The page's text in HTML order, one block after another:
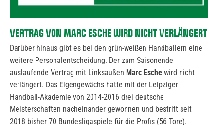
VERTRAG VON MARC ESCHE WIRD NICHT VERLÄNGERT
Darüber hinaus gibt es bei den grün-weißen Handballern eine
weitere Personalentscheidung. Der zum Saisonende
auslaufende Vertrag mit Linksaußen Marc Esche wird nicht
verlängert. Das Eigengewächs hatte mit der Leipziger
Handball-Akademie von 2014-2016 drei deutsche
Meisterschaften nacheinander gewonnen und bestritt seit
2018 bisher 70 Bundesligaspiele für die Profis (56 Tore).